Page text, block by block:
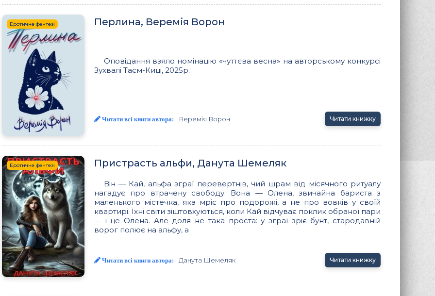
Еротичне фентезі Перлина, Веремія Ворон
Оповідання взяло номінацію «чуттєва весна» на авторському конкурсі
Зухвалі Таєм-Киці, 2025р.
Читати всі книги автора: Веремія Ворон Читати книжку
Еротичне фентезі Пристрасть альфи, Данута Шемеляк
Він — Кай, альфа зграї перевертнів, чий шрам від місячного ритуалу
нагадує про втрачену свободу. Вона — Олена, звичайна бариста з
маленького містечка, яка мріє про подорожі, а не про вовків у своїй
квартирі. Їхні світи зіштовхуються, коли Кай відчуває поклик обраної пари
— і це Олена. Але доля не така проста: у зграї зріє бунт, стародавній
ворог полює на альфу, а
Читати всі книги автора: Данута Шемеляк Читати книжку